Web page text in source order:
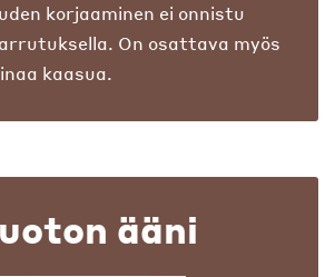
korjaaminen ei onnistu
On osattava myös
kaasua.
ääni